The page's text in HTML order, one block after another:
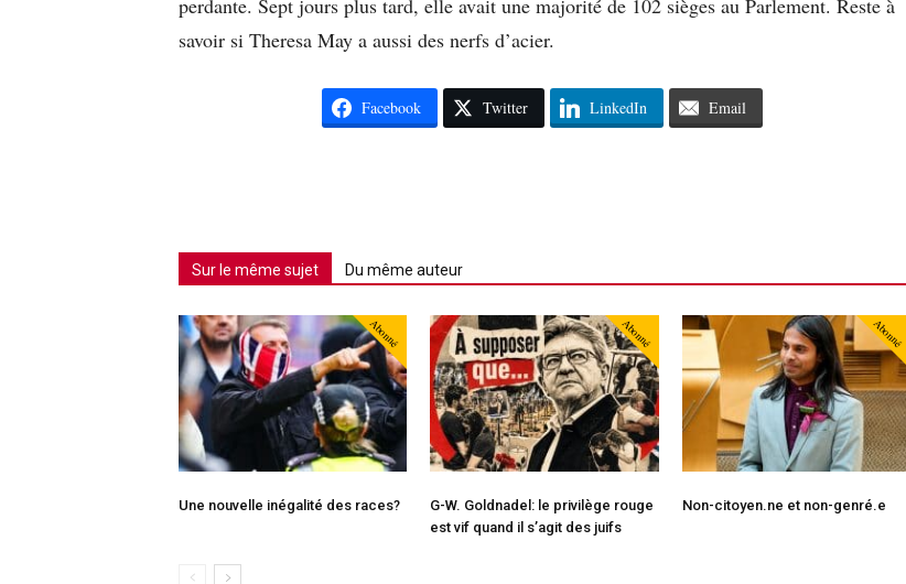
savoir si Theresa May a aussi des nerfs d’acier.
Facebook Twitter LinkedIn Email
Sur le même sujet Du même auteur
Abonné
Une nouvelle inégalité des races?
Abonné
G-W. Goldnadel: le privilège rouge
est vif quand il s’agit des juifs
Abonné
Non-citoyen.ne et non-genré.e